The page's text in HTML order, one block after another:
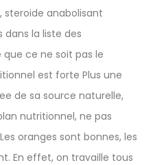
anabolisant
dans la liste des
ce ne soit pas le
est forte Plus une
de sa source naturelle,
nutritionnel, ne pas
oranges sont bonnes, les
En effet, on travaille tous